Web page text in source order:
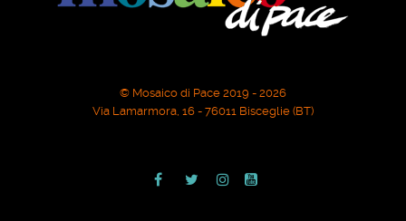
© Mosaico di Pace 2019 - 2026
Via Lamarmora, 16 - 76011 Bisceglie (BT)